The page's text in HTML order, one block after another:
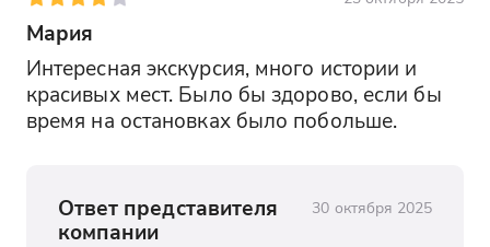
Мария
Интересная экскурсия, много истории и
красивых мест. Было бы здорово, если бы
время на остановках было побольше.
Ответ представителя
компании
30 октября 2025